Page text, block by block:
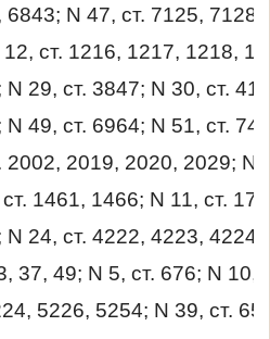
N 47, ст. 7125,
ст. 1216, 1217, 1218,
29, ст. 3847; N 30, ст.
49, ст. 6964; N 51, ст.
2002, 2019, 2020, 2029; N
1461, 1466; N 11, ст.
24, ст. 4222, 4223,
37, 49; N 5, ст. 676; N 10,
5226, 5254; N 39, ст.